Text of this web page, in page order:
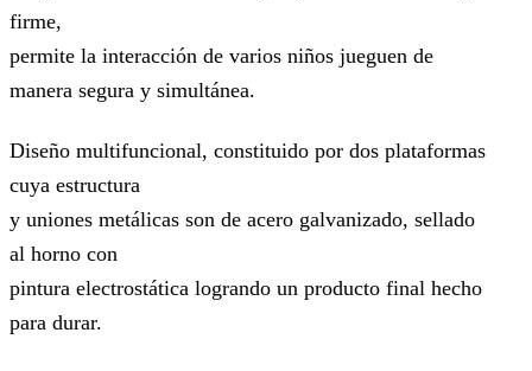
firme,
permite la interacción de varios niños jueguen de
manera segura y simultánea.
Diseño multifuncional, constituido por dos plataformas
cuya estructura
y uniones metálicas son de acero galvanizado, sellado
al horno con
pintura electrostática logrando un producto final hecho
para durar.